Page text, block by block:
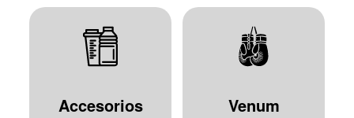
Accesorios Venum